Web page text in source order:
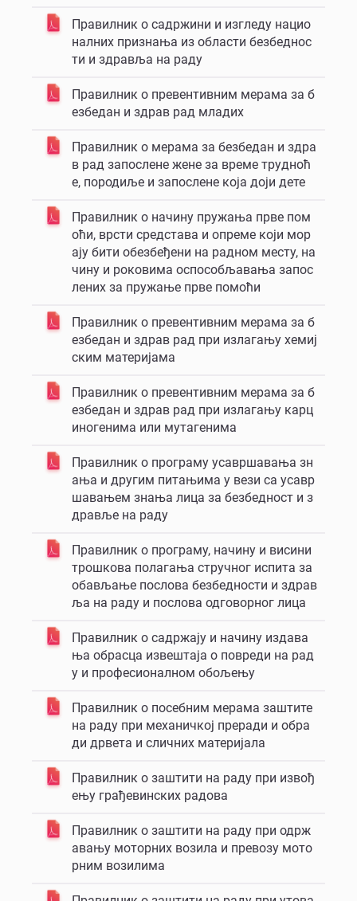
Правилник о садржини и изгледу нацио
налних признања из области безбеднос
ти и здравља на раду
Правилник о превентивним мерама за б
езбедан и здрав рад младих
Правилник о мерама за безбедан и здра
в рад запослене жене за време трудноћ
е, породиље и запослене која доји дете
Правилник о начину пружања прве пом
оћи, врсти средстава и опреме који мор
ају бити обезбеђени на радном месту, на
чину и роковима оспособљавања запос
лених за пружање прве помоћи
Правилник о превентивним мерама за б
езбедан и здрав рад при излагању хемиј
ским материјама
Правилник о превентивним мерама за б
езбедан и здрав рад при излагању карц
иногенима или мутагенима
Правилник о програму усавршавања зн
ања и другим питањима у вези са усавр
шавањем знања лица за безбедност и з
дравље на раду
Правилник о програму, начину и висини
трошкова полагања стручног испита за
обављање послова безбедности и здрав
ља на раду и послова одговорног лица
Правилник о садржају и начину издава
ња обрасца извештаја о повреди на рад
у и професионалном обољењу
Правилник о посебним мерама заштите
на раду при механичкој преради и обра
ди дрвета и сличних материјала
Правилник о заштити на раду при извођ
ењу грађевинских радова
Правилник о заштити на раду при одрж
авању моторних возила и превозу мото
рним возилима